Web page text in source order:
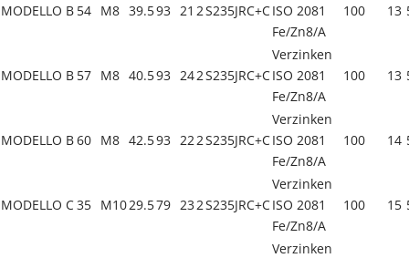
MODELLO B 54 M8 39.593 21 2S235JRC+CISO 2081
Fe/Zn8/A
100 13
MODELLO B 57 M8 40.593 242S235JRC+C
Verzinken
ISO 2081
Fe/Zn8/A
100 13
MODELLO B60 M8 42.593 222S235JRC+C
Verzinken
ISO 2081
Fe/Zn8/A
100 14
MODELLO C35 M1029.579 232S235JRC+C
Verzinken
ISO 2081
Fe/Zn8/A
100 15
Verzinken